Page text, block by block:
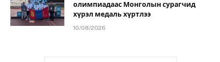
олимпиадаас Монголын сурагчид
хүрэл медаль хүртлээ
10/08/2026